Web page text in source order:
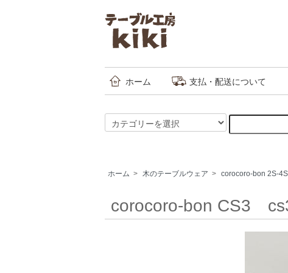
ホーム 支払・配送について
ホーム > 木のテーブルウェア > corocoro-bon 2S-4S
corocoro-bon CS3